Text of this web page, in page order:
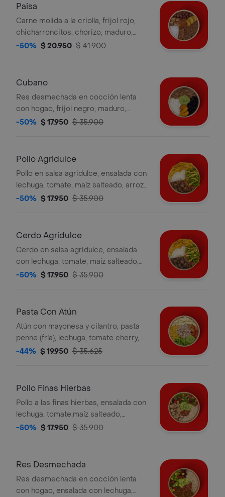
Paisa
Carne molida a la criolla, frijol rojo,
chicharroncitos, chorizo, maduro,
hogao y arroz blanco. la bebida tiene
-50% $ 20.950 $ 41.900
Cubano
Res desmechada en cocción lenta
con hogao, frijol negro, maduro,
guacamole y arroz blanco. la bebida
-50% $ 17.950 $ 35.900
Pollo Agridulce
Pollo en salsa agridulce, ensalada con
lechuga, tomate, maíz salteado, arroz
blanco, moneditas de plátano y salsa
-50% $ 17.950 $ 35.900
Cerdo Agridulce
Cerdo en salsa agridulce, ensalada
con lechuga, tomate, maíz salteado,
arroz blanco, moneditas de plátano y
-50% $ 17.950 $ 35.900
Pasta Con Atún
Atún con mayonesa y cilantro, pasta
penne (fría), lechuga, tomate cherry,
zucchini, maíz, huevo, aguacate y salsa
-44% $ 19.950 $ 35.625
Pollo Finas Hierbas
Pollo a las finas hierbas, ensalada con
lechuga, tomate,maíz salteado,
guacamole, pico de gallo salsa verde
-50% $ 17.950 $ 35.900
Res Desmechada
Res desmechada en cocción lenta
con hogao, ensalada con lechuga,